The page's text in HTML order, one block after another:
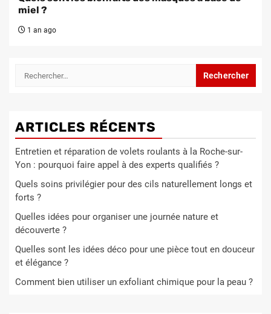
miel ?
1 an ago
Rechercher :
ARTICLES RÉCENTS
Entretien et réparation de volets roulants à la Roche-sur-
Yon : pourquoi faire appel à des experts qualifiés ?
Quels soins privilégier pour des cils naturellement longs et
forts ?
Quelles idées pour organiser une journée nature et
découverte ?
Quelles sont les idées déco pour une pièce tout en douceur
et élégance ?
Comment bien utiliser un exfoliant chimique pour la peau ?